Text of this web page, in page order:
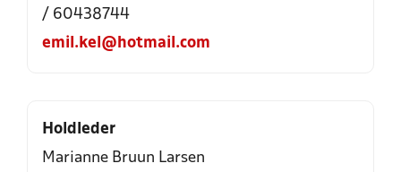
/ 60438744
emil.kel@hotmail.com
Holdleder
Marianne Bruun Larsen